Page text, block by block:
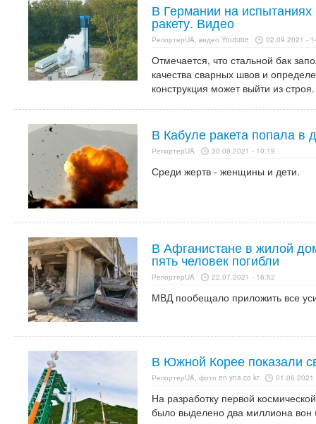
В Германии на
ракету. Видео
РепортерUA, видео Youtube 02.09.2021 -
Отмечается, что стальной бак
качества сварных швов и
конструкция может выйти из строя.
В Кабуле ракета попала в
РепортерUA 30.08.2021 - 10:19
Среди жертв - женщины и дети.
В Афганистане в жилой
пять человек погибли
РепортерUA 22.07.2021 - 16:52
МВД пообещало приложить все
В Южной Корее показали
РепортерUA, фото en.yna.co.kr 01.06.2021
На разработку первой
было выделено два миллиона